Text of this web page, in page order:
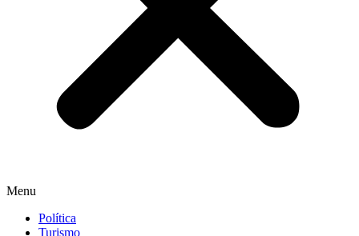
Menu
Política
Turismo